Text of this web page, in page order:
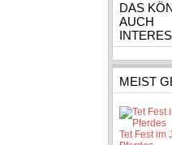
DAS
AUCH
MEIST
Tet Fest im